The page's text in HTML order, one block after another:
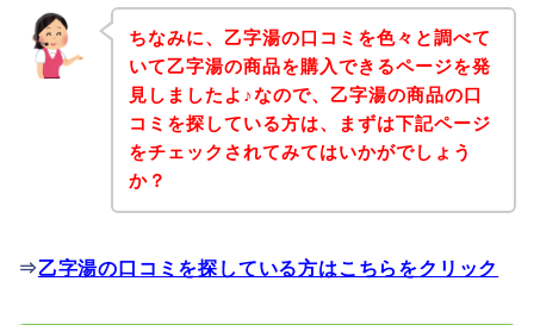
ちなみに、乙字湯の口コミを色々と調べて
いて乙字湯の商品を購入できるページを発
見しましたよ♪なので、乙字湯の商品の口
コミを探している方は、まずは下記ページ
をチェックされてみてはいかがでしょう
か？
⇒乙字湯の口コミを探している方はこちらをクリック